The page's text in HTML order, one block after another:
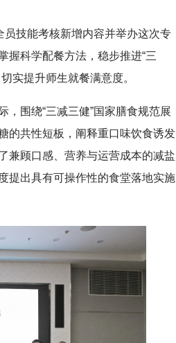
员技能考核新增内容并举办这次专
握科学配餐方法，稳步推进“三
实提升师生就餐满意度。
围绕“三减三健”国家膳食规范展
的共性短板，阐释重口味饮食诱发
兼顾口感、营养与运营成本的减盐
提出具有可操作性的食堂落地实施